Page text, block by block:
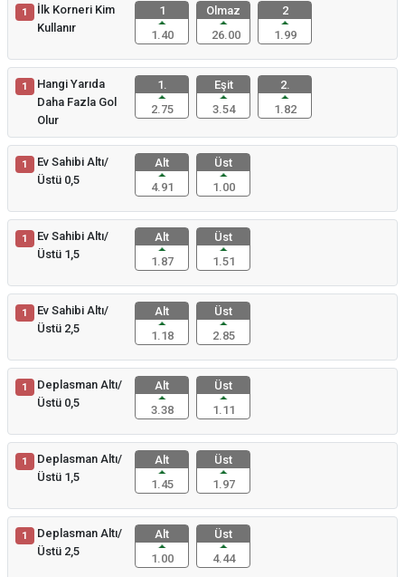
1
İlk Korneri Kim
Kullanır
1
1.40
Olmaz
26.00
2
1.99
1
Hangi Yarıda
Daha Fazla Gol
Olur
1.
2.75
Eşit
3.54
2.
1.82
1
Ev Sahibi Altı/
Üstü 0,5
Alt
4.91
Üst
1.00
1
Ev Sahibi Altı/
Üstü 1,5
Alt
1.87
Üst
1.51
1
Ev Sahibi Altı/
Üstü 2,5
Alt
1.18
Üst
2.85
1
Deplasman Altı/
Üstü 0,5
Alt
3.38
Üst
1.11
1
Deplasman Altı/
Üstü 1,5
Alt
1.45
Üst
1.97
1
Deplasman Altı/
Üstü 2,5
Alt
1.00
Üst
4.44